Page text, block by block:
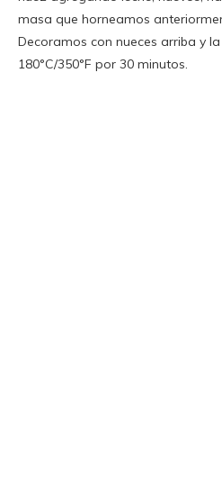
masa que horneamos
Decoramos con nueces arriba y
180°C/350°F por 30 minutos.